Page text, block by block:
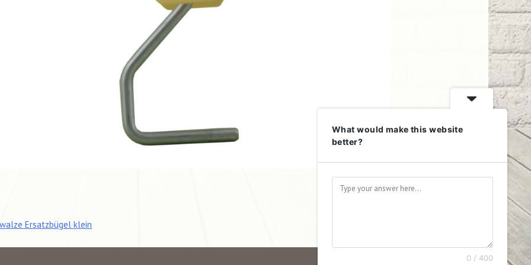
Ersatzbügel klein
What would make this website
better?
0 / 400